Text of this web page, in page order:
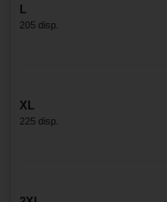
L
205 disp.
XL
225 disp.